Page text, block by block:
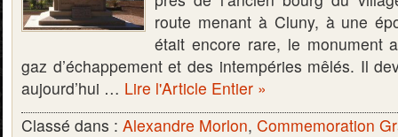
route menant à Cluny, à une
était encore rare, le monument
gaz d’échappement et des intempéries mêlés. Il
aujourd’hui … Lire l'Article Entier »
Classé dans : Alexandre Morlon, Commemoration